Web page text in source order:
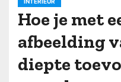
Hoe je met
afbeelding
diepte